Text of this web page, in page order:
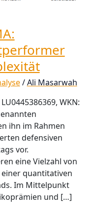
/Ali Masarwah
WKN:
ihn im Rahmen
defensiven
vor.
eine Vielzahl von
quantitativen
Im Mittelpunkt
und […]